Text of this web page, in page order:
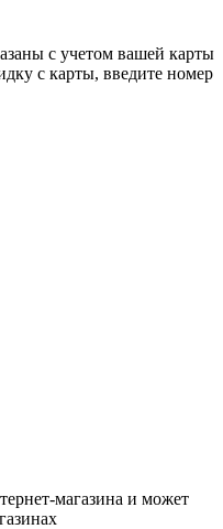
с учетом вашей карты
с карты, введите номер
магазина и может